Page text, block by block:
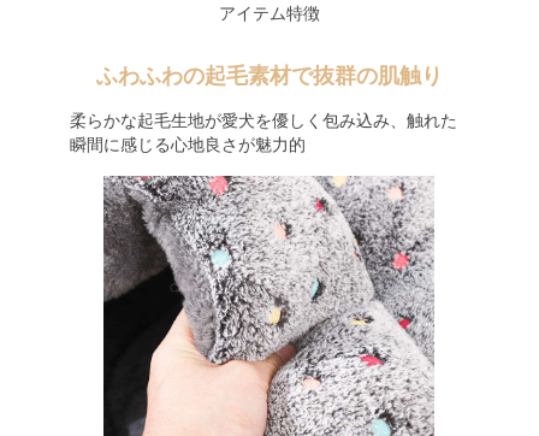
アイテム特徴
ふわふわの起毛素材で抜群の肌触り
柔らかな起毛生地が愛犬を優しく包み込み、触れた
瞬間に感じる心地良さが魅力的